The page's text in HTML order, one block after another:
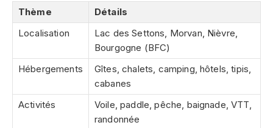
Thème
Détails
Localisation
Lac des Settons, Morvan, Nièvre,
Bourgogne (BFC)
Hébergements
Gîtes, chalets, camping, hôtels, tipis,
cabanes
Activités
Voile, paddle, pêche, baignade, VTT,
randonnée